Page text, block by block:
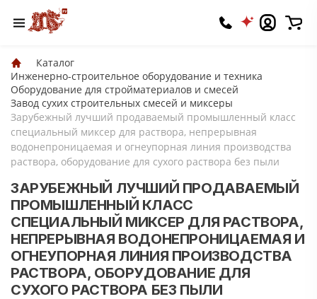
Каталог
Инженерно-строительное оборудование и техника
Оборудование для стройматериалов и смесей
Завод сухих строительных смесей и миксеры
Зарубежный лучший продаваемый промышленный класс
специальный миксер для раствора, непрерывная
водонепроницаемая и огнеупорная линия производства
раствора, оборудование для сухого раствора без пыли
ЗАРУБЕЖНЫЙ ЛУЧШИЙ ПРОДАВАЕМЫЙ
ПРОМЫШЛЕННЫЙ КЛАСС
СПЕЦИАЛЬНЫЙ МИКСЕР ДЛЯ РАСТВОРА,
НЕПРЕРЫВНАЯ ВОДОНЕПРОНИЦАЕМАЯ И
ОГНЕУПОРНАЯ ЛИНИЯ ПРОИЗВОДСТВА
РАСТВОРА, ОБОРУДОВАНИЕ ДЛЯ
СУХОГО РАСТВОРА БЕЗ ПЫЛИ